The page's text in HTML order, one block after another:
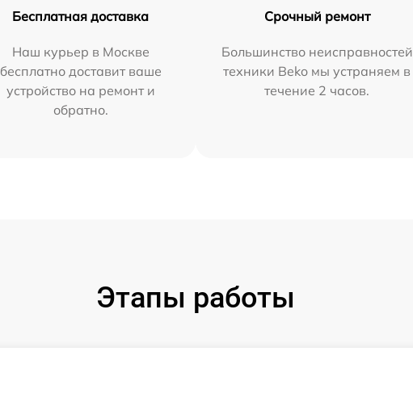
Бесплатная доставка
Наш курьер в Москве
бесплатно доставит ваше
устройство на ремонт и
обратно.
Срочный ремонт
Большинство неисправностей
техники Beko мы устраняем в
течение 2 часов.
Этапы работы